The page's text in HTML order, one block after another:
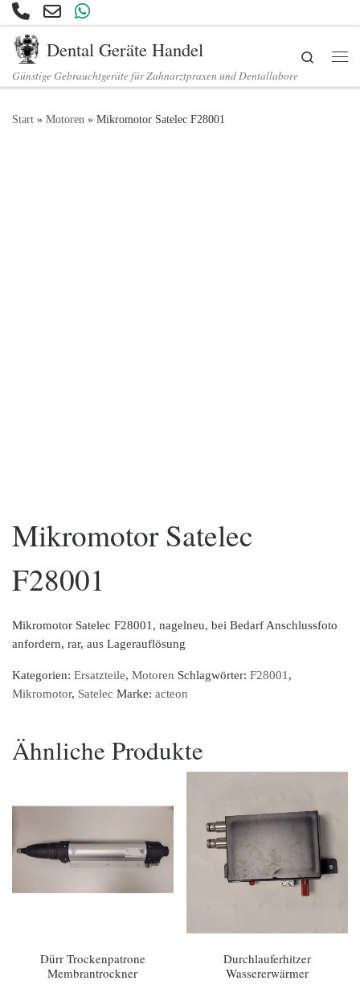
Zum Inhalt springen
Dental Geräte Handel
Günstige Gebrauchtgeräte für Zahnarztpraxen und Dentallabore
Search
Start » Motoren » Mikromotor Satelec F28001
Mikromotor Satelec
F28001
Mikromotor Satelec F28001, nagelneu, bei Bedarf Anschlussfoto
anfordern, rar, aus Lagerauflösung
Kategorien: Ersatzteile, Motoren Schlagwörter: F28001 ,
Mikromotor, Satelec Marke: acteon
Ähnliche Produkte
Dürr Trockenpatrone
Membrantrockner
Durchlauferhitzer
Wassererwärmer